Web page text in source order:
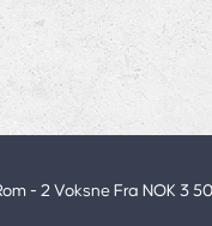
- 2 Voksne Fra NOK 3